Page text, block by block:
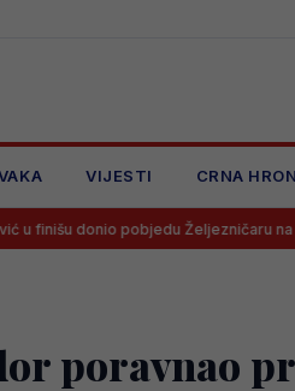
VIJESTI CRNA
pobjedu Željezničaru na Grbavici!
poravnao